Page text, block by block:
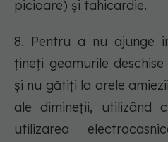
picioare) și tahicardie.
8. Pentru a nu ajunge
țineți geamurile
și nu gătiți la orele
ale dimineții, utilizând
utilizarea